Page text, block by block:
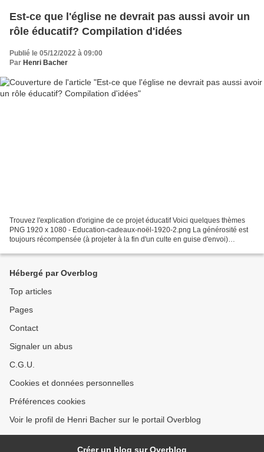
Est-ce que l'église ne devrait pas aussi avoir un
rôle éducatif? Compilation d'idées
Publié le 05/12/2022 à 09:00
Par Henri Bacher
Trouvez l'explication d'origine de ce projet éducatif Voici quelques thèmes
PNG 1920 x 1080 - Education-cadeaux-noël-1920-2.png La générosité est
toujours récompensée (à projeter à la fin d'un culte en guise d'envoi)
est-toujours-recompensee-une-video-touchante_art81828.html PNG...
Hébergé par Overblog
Top articles
Pages
Contact
Signaler un abus
C.G.U.
Cookies et données personnelles
Préférences cookies
Voir le profil de Henri Bacher sur le portail Overblog
Créer un blog sur Overblog